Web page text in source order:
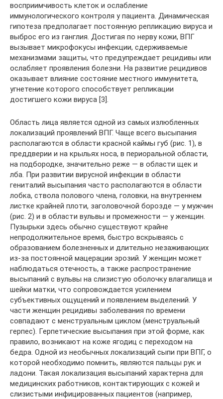
восприимчивость клеток и ослабление
иммунологического контроля у пациента. Динамическая
гипотеза предполагает постоянную репликацию вируса и
выброс его из ганглия. Достигая по нерву кожи, ВПГ
вызывает микрофокусы инфекции, сдерживаемые
механизмами защиты, что предупреждает рецидивы или
ослабляет проявления болезни. На развитие рецидивов
оказывает влияние состояние местного иммунитета,
угнетение которого способствует репликации
достигшего кожи вируса [3].
Область лица является одной из самых излюбленных
локализаций проявлений ВПГ. Чаще всего высыпания
располагаются в области красной каймы губ (рис. 1), в
преддверии и на крыльях носа, в периоральной области,
на подбородке, значительно реже — в области щек и
лба. При развитии вирусной инфекции в области
гениталий высыпания часто располагаются в области
лобка, ствола полового члена, головки, на внутреннем
листке крайней плоти, заголовочной борозде — у мужчин
(рис. 2) и в области вульвы и промежности — у женщин.
Пузырьки здесь обычно существуют крайне
непродолжительное время, быстро вскрываясь с
образованием болезненных и длительно незаживающих
из-за постоянной мацерации эрозий. У женщин может
наблюдаться отечность, а также распространение
высыпаний с вульвы на слизистую оболочку влагалища и
шейки матки, что сопровождается усилением
субъективных ощущений и появлением выделений. У
части женщин рецидивы заболевания по времени
совпадают с менструальным циклом (менструальный
герпес). Герпетические высыпания при этой форме, как
правило, возникают на коже ягодиц с переходом на
бедра. Одной из необычных локализаций сыпи при ВПГ, о
которой необходимо помнить, являются пальцы рук и
ладони. Такая локализация высыпаний характерна для
медицинских работников, контактирующих с кожей и
слизистыми инфицированных пациентов (например,